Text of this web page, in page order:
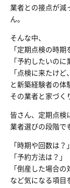
業者との接点が減
ん。
そんな中、
「定期点検の時期
「予約したいのに
「点検に来たけど
と新築経験者の体
その業者と家づく
皆さん、定期点検
業者選びの段階で
「時期や回数は？」
「予約方法は？」
「倒産した場合の
など気になる項目